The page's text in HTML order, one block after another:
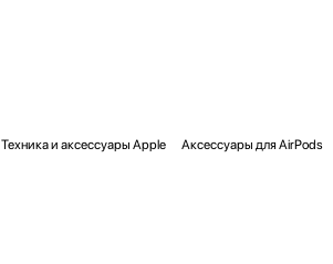
Техника и аксессуары Apple Аксессуары для AirPods